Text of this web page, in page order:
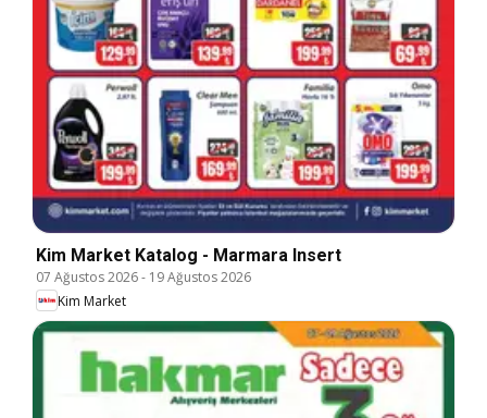
Kim Market Katalog - Marmara Insert
07 Ağustos 2026- 19 Ağustos 2026
Kim Market